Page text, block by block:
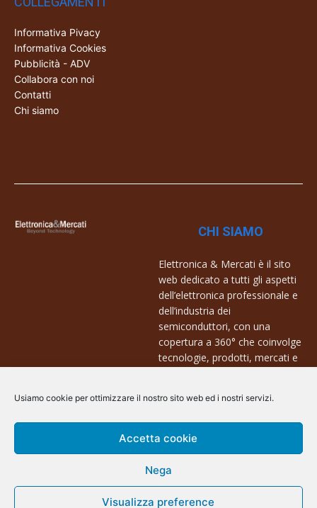
Usiamo cookie per ottimizzare il nostro sito web ed i nostri servizi.
Accetta cookie
Nega
Visualizza preference
Informativa Pivacy
Informativa Cookies
Pubblicità - ADV
Collabora con noi
Contatti
Chi siamo
CHI SIAMO
Elettronica & Mercati è il sito
web dedicato a tutti gli aspetti
dell’elettronica professionale e
dell’industria dei
semiconduttori, con una
copertura a 360° che coinvolge
tecnologie, prodotti, mercati e
Contatti:
info@arscommunication.it
@ArsCommunication 2023